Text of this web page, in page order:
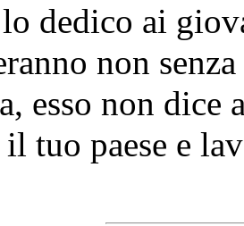
dedico ai
non
esso non dice
tuo paese e